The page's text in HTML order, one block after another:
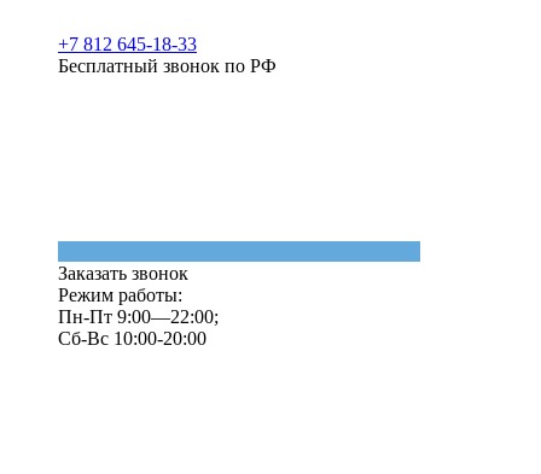
+7 812 645-18-33
Бесплатный звонок по РФ
Заказать звонок
Режим работы:
Пн-Пт 9:00—22:00;
Сб-Вс 10:00-20:00